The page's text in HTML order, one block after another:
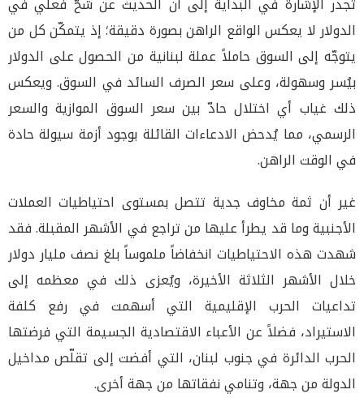
الدولار لا يعكس الواقع الراهن بصورة دقيقة؛ إذ يتمكّن كل من
يتوجّه إلى السوق حاملاً عملة لبنانية من الحصول على الدولار
بيُسر وسهولة، وعلى سعر الصرف السائد في السوق. ويعكس
ذلك غياب أي اختلال حادّ بين سعر السوق الموازية والسعر
الرسمي، مما يُدحض الادعاءات القائلة بوجود أزمة سيولة حادة
في الوقت الراهن.
غير أن ثمة مخاوف جدية تتصل بمستوى احتياطيات العملات
الأجنبية وما قد يطرأ عليها من تراجع في الأشهر المقبلة. فقد
شهدت هذه الاحتياطيات انخفاضاً ملموساً بلغ نصف مليار دولار
خلال الأشهر الثلاثة الأخيرة، ويُعزى ذلك في معظمه إلى
تداعيات الحرب الإقليمية التي أسهمت في رفع كلفة
الاستيراد، فضلاً عن الأعباء الاقتصادية الجسيمة التي فرضتها
الحرب الدائرة في جنوب لبنان، التي أفضت إلى تقلّص مداخيل
الدولة من جهة، وتنامي نفقاتها من جهة أخرى.